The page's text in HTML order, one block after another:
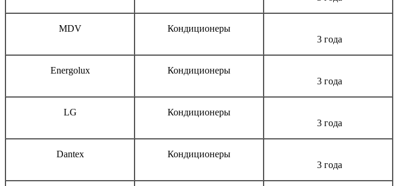
MDV
Кондиционеры
3 года
Energolux
Кондиционеры
3 года
LG
Кондиционеры
3 года
Dantex
Кондиционеры
3 года